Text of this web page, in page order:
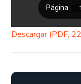
Descargar (PDF,